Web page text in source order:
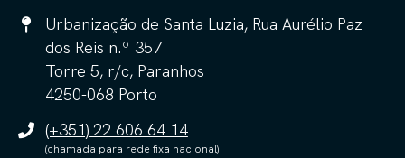
Urbanização de Santa Luzia, Rua Aurélio Paz
dos Reis n.º 357
Torre 5, r/c, Paranhos
4250-068 Porto
(+351) 22 606 64 14
(chamada para rede fixa nacional)